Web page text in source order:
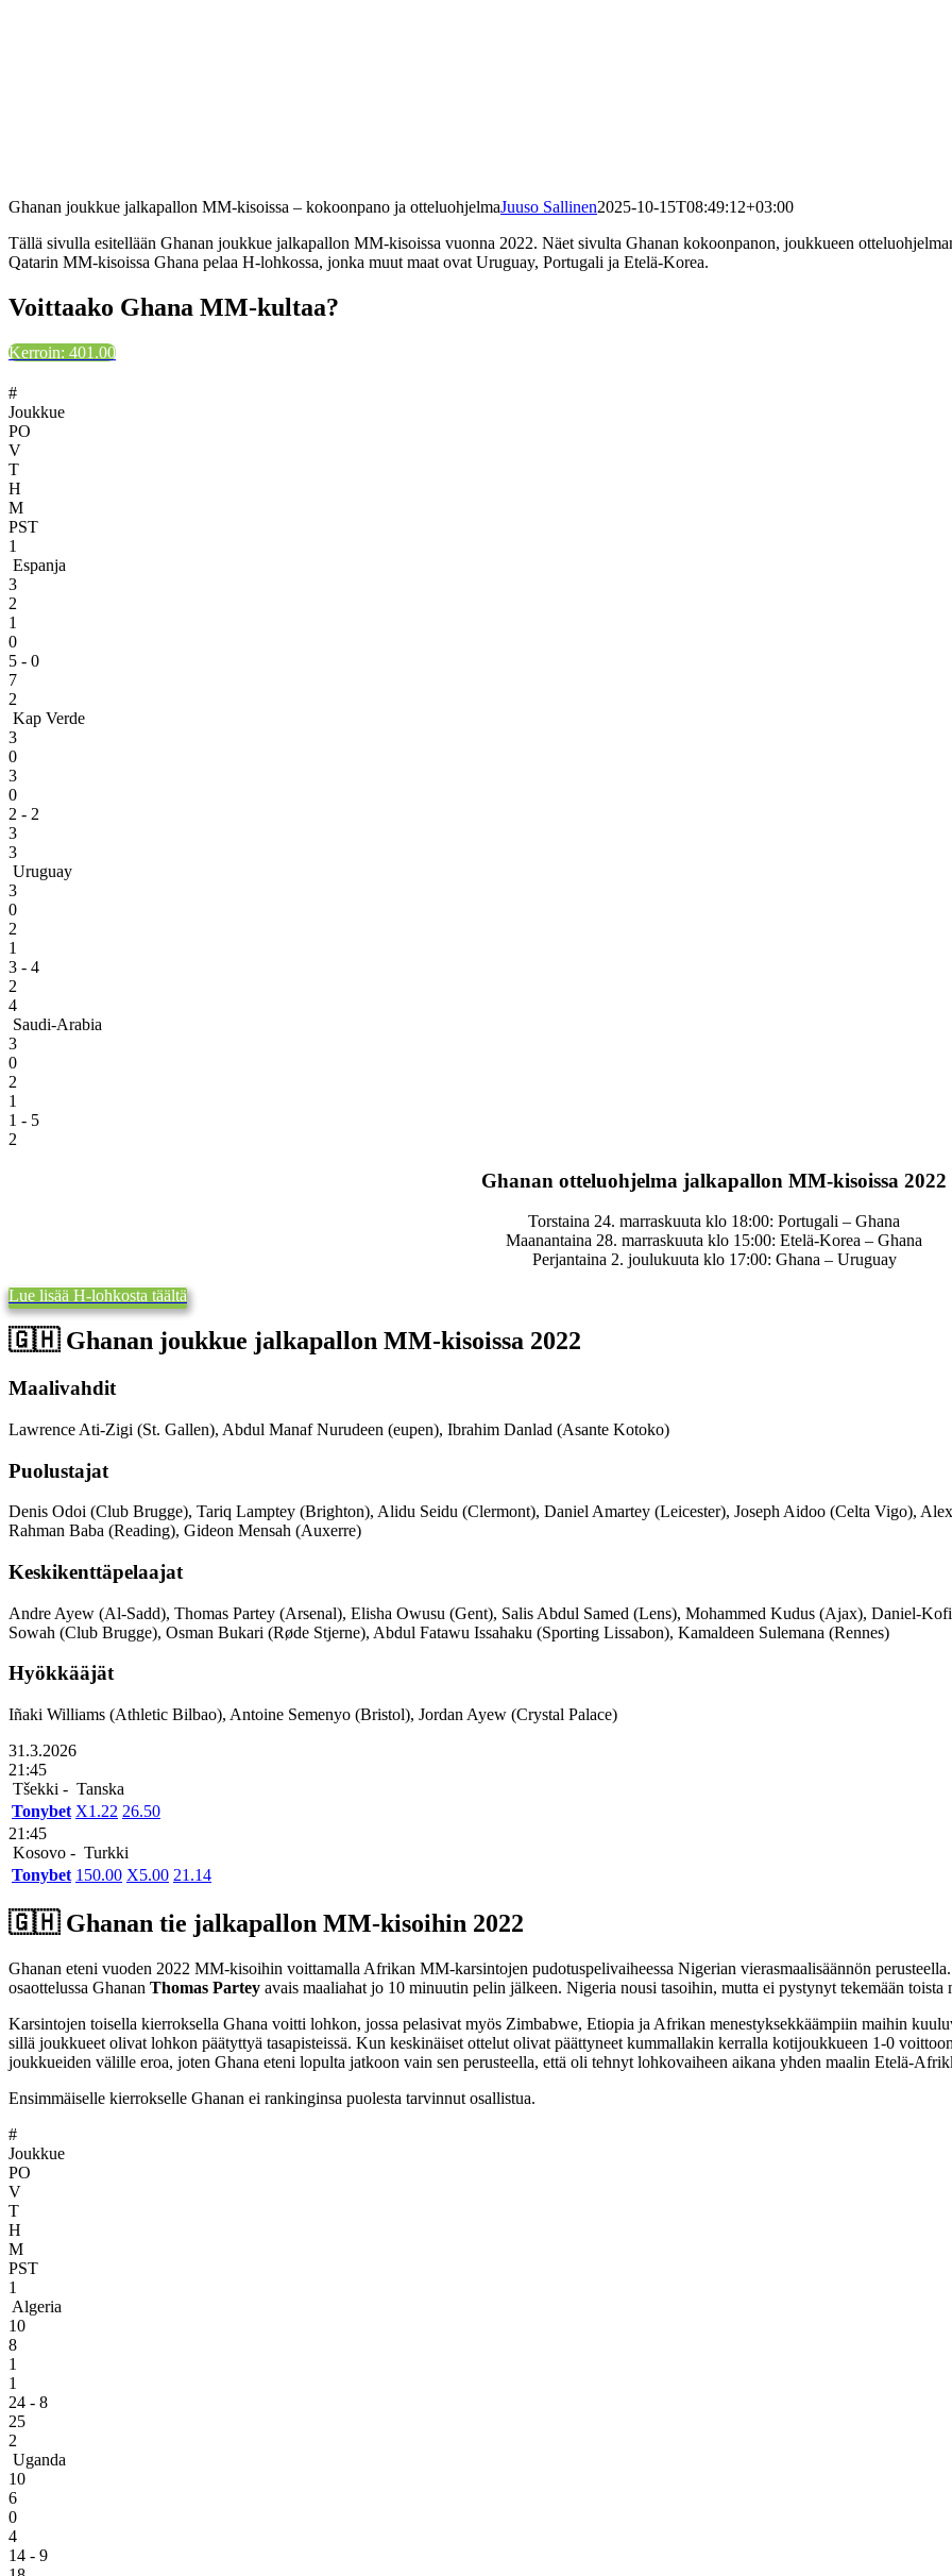
Ghanan joukkue jalkapallon MM-kisoissa – kokoonpano ja otteluohjelmaJuuso Sallinen2025-10-15T08:49:12+03:00
Tällä sivulla esitellään Ghanan joukkue jalkapallon MM-kisoissa vuonna 2022. Näet sivulta Ghanan kokoonpanon, joukkueen
Qatarin MM-kisoissa Ghana pelaa H-lohkossa, jonka muut maat ovat Uruguay, Portugali ja Etelä-Korea.
Voittaako Ghana MM-kultaa?
Kerroin: 401.00
#
Joukkue
PO
V
T
H
M
PST
1
Espanja
3
2
1
0
5 - 0
7
2
Kap Verde
3
0
3
0
2 - 2
3
3
Uruguay
3
0
2
1
3 - 4
2
4
Saudi-Arabia
3
0
2
1
1 - 5
2
Ghanan otteluohjelma jalkapallon MM-kisoissa 2022
Torstaina 24. marraskuuta klo 18:00: Portugali – Ghana
Maanantaina 28. marraskuuta klo 15:00: Etelä-Korea – Ghana
Perjantaina 2. joulukuuta klo 17:00: Ghana – Uruguay
Lue lisää H-lohkosta täältä
🇬🇭​ Ghanan joukkue jalkapallon MM-kisoissa 2022
Maalivahdit
Lawrence Ati-Zigi (St. Gallen), Abdul Manaf Nurudeen (eupen), Ibrahim Danlad (Asante Kotoko)
Puolustajat
Denis Odoi (Club Brugge), Tariq Lamptey (Brighton), Alidu Seidu (Clermont), Daniel Amartey (Leicester), Joseph Aidoo (Celta Vigo),
Rahman Baba (Reading), Gideon Mensah (Auxerre)
Keskikenttäpelaajat
Andre Ayew (Al-Sadd), Thomas Partey (Arsenal), Elisha Owusu (Gent), Salis Abdul Samed (Lens), Mohammed Kudus (Ajax), Daniel-
Sowah (Club Brugge), Osman Bukari (Røde Stjerne), Abdul Fatawu Issahaku (Sporting Lissabon), Kamaldeen Sulemana (Rennes)
Hyökkääjät
Iñaki Williams (Athletic Bilbao), Antoine Semenyo (Bristol), Jordan Ayew (Crystal Palace)
31.3.2026
21:45
Tšekki - Tanska
Tonybet X1.22 26.50
21:45
Kosovo - Turkki
Tonybet 1 50.00 X5.00 21.14
🇬🇭​ Ghanan tie jalkapallon MM-kisoihin 2022
Ghanan eteni vuoden 2022 MM-kisoihin voittamalla Afrikan MM-karsintojen pudotuspelivaiheessa Nigerian vierasmaalisäännön
osaottelussa Ghanan Thomas Partey avais maaliahat jo 10 minuutin pelin jälkeen. Nigeria nousi tasoihin, mutta ei pystynyt tekemään
Karsintojen toisella kierroksella Ghana voitti lohkon, jossa pelasivat myös Zimbabwe, Etiopia ja Afrikan menestyksekkäämpiin maihin
sillä joukkueet olivat lohkon päätyttyä tasapisteissä. Kun keskinäiset ottelut olivat päättyneet kummallakin kerralla kotijoukkueen 1-0
joukkueiden välille eroa, joten Ghana eteni lopulta jatkoon vain sen perusteella, että oli tehnyt lohkovaiheen aikana yhden maalin Etelä-
Ensimmäiselle kierrokselle Ghanan ei rankinginsa puolesta tarvinnut osallistua.
#
Joukkue
PO
V
T
H
M
PST
1
Algeria
10
8
1
1
24 - 8
25
2
Uganda
10
6
0
4
14 - 9